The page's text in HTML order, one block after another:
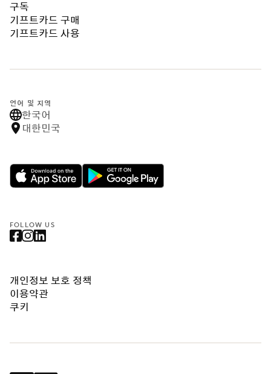
구독
기프트카드 구매
기프트카드 사용
언어 및 지역
한국어
대한민국
FOLLOW US
개인정보 보호 정책
이용약관
쿠키